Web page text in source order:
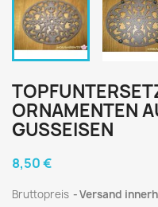
ORNAMENTEN
GUSSEISEN
8,50 €
Bruttopreis Versand